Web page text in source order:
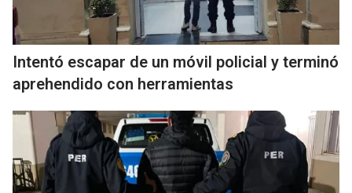
Intentó escapar de un móvil policial y terminó
aprehendido con herramientas